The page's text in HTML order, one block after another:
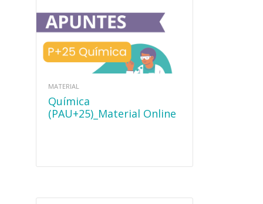
MATERIAL
Química
(PAU+25)_Material Online